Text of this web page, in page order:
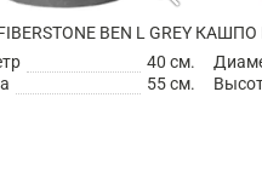
BEN L GREY
40 см.
55 см.